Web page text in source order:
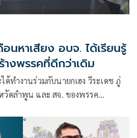
อนหาเสียง อบจ. ได้เรียนรู้
งพรรคที่ดีกว่าเดิม
ทำงานร่วมกับนายกเฮง วีระเดช ภู่
ดลำพูน และ สจ. ของพรรค